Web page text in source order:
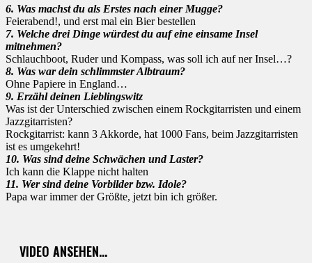
6. Was machst du als Erstes nach einer Mugge?
Feierabend!, und erst mal ein Bier bestellen
7. Welche drei Dinge würdest du auf eine einsame Insel
mitnehmen?
Schlauchboot, Ruder und Kompass, was soll ich auf ner Insel…?
8. Was war dein schlimmster Albtraum?
Ohne Papiere in England…
9. Erzähl deinen Lieblingswitz
Was ist der Unterschied zwischen einem Rockgitarristen und einem
Jazzgitarristen?
Rockgitarrist: kann 3 Akkorde, hat 1000 Fans, beim Jazzgitarristen
ist es umgekehrt!
10. Was sind deine Schwächen und Laster?
Ich kann die Klappe nicht halten
11. Wer sind deine Vorbilder bzw. Idole?
Papa war immer der Größte, jetzt bin ich größer.
VIDEO ANSEHEN…